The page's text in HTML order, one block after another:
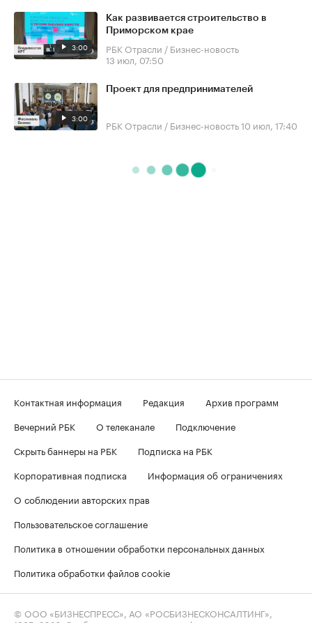
3:00
Как развивается строительство в
Приморском крае
РБК Отрасли / Бизнес-новость
13 июл, 07:50
3:00
Проект для предпринимателей
РБК Отрасли / Бизнес-новость10 июл, 17:40
Контактная информация Редакция
Архив программ
Вечерний РБК
О телеканале
Подключение
Скрыть баннеры на РБК
Подписка на РБК
Корпоративная подписка
Информация об ограничениях
О соблюдении авторских прав
Пользовательское соглашение
Политика в отношении обработки персональных данных
Политика обработки файлов cookie
© ООО «БИЗНЕСПРЕСС», АО «РОСБИЗНЕСКОНСАЛТИНГ»,